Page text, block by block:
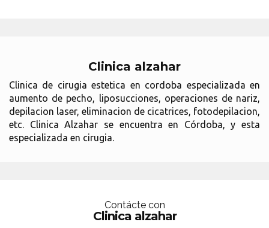
Clinica alzahar
Clinica de cirugia estetica en cordoba especializada en
aumento de pecho, liposucciones, operaciones de nariz,
depilacion laser, eliminacion de cicatrices, fotodepilacion,
etc. Clinica Alzahar se encuentra en Córdoba, y esta
especializada en cirugia.
Contácte con
Clinica alzahar